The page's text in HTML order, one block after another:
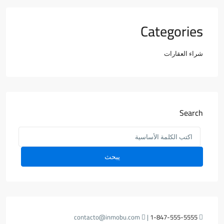
Categories
شراء العقارات
Search
يبحث
1-847-555-5555
|